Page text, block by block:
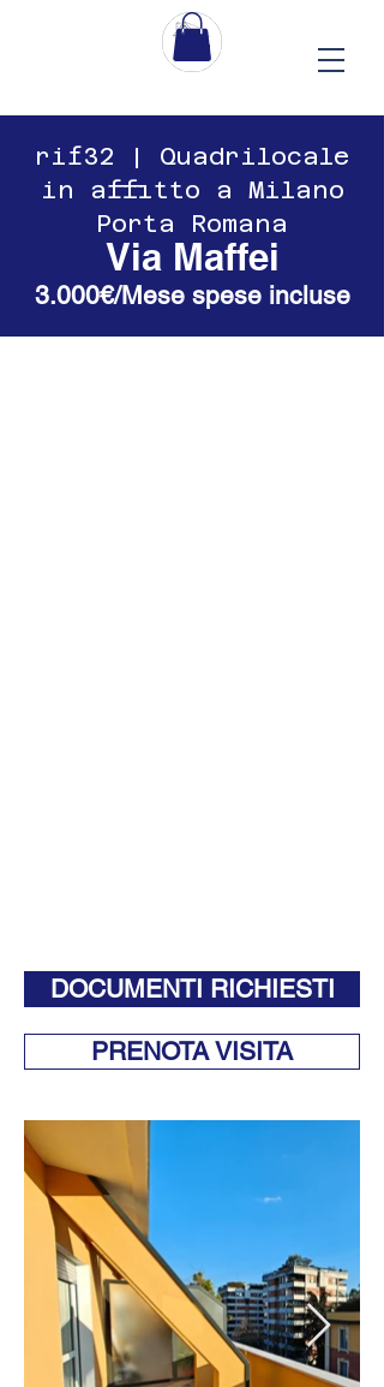
​​rif32 | Quadrilocale
in affitto a Milano
Porta Romana
Via Maffei
3.000€/Mese spese incluse
DOCUMENTI RICHIESTI
PRENOTA VISITA